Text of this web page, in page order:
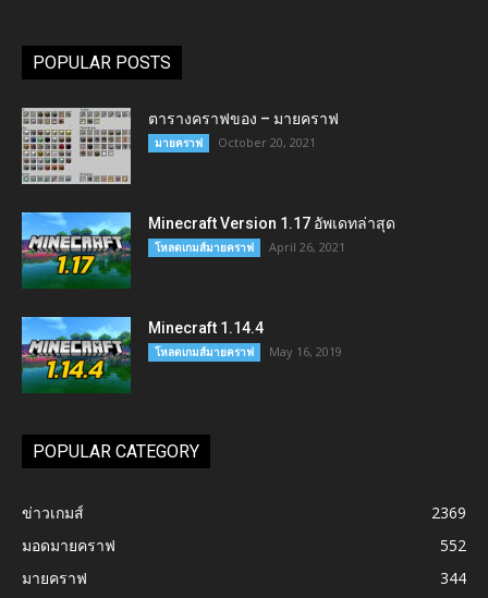
POPULAR POSTS
ตารางคราฟของ – มายคราฟ
มายคราฟ October 20, 2021
Minecraft Version 1.17 อัพเดทล่าสุด
โหลดเกมส์มายคราฟ April 26, 2021
Minecraft 1.14.4
โหลดเกมส์มายคราฟ May 16, 2019
POPULAR CATEGORY
ข่าวเกมส์
2369
มอดมายคราฟ
552
มายคราฟ
344